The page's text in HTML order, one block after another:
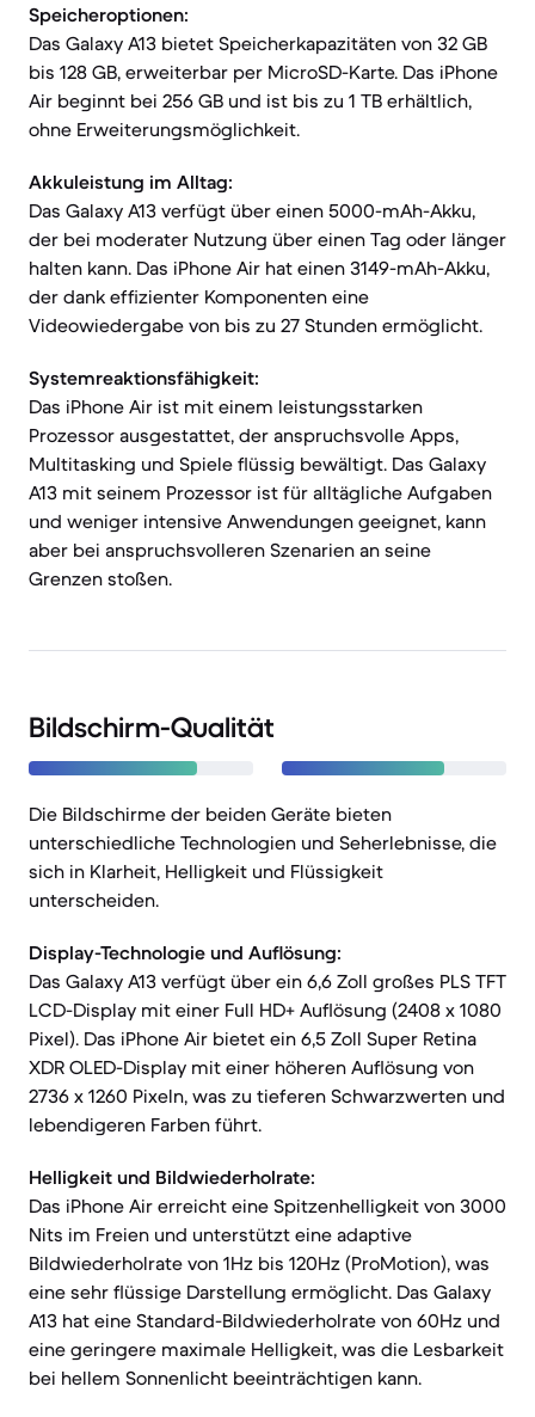
Speicheroptionen:
Das Galaxy A13 bietet Speicherkapazitäten von 32 GB
bis 128 GB, erweiterbar per MicroSD-Karte. Das iPhone
Air beginnt bei 256 GB und ist bis zu 1 TB erhältlich,
ohne Erweiterungsmöglichkeit.
Akkuleistung im Alltag:
Das Galaxy A13 verfügt über einen 5000-mAh-Akku,
der bei moderater Nutzung über einen Tag oder länger
halten kann. Das iPhone Air hat einen 3149-mAh-Akku,
der dank effizienter Komponenten eine
Videowiedergabe von bis zu 27 Stunden ermöglicht.
Systemreaktionsfähigkeit:
Das iPhone Air ist mit einem leistungsstarken
Prozessor ausgestattet, der anspruchsvolle Apps,
Multitasking und Spiele flüssig bewältigt. Das Galaxy
A13 mit seinem Prozessor ist für alltägliche Aufgaben
und weniger intensive Anwendungen geeignet, kann
aber bei anspruchsvolleren Szenarien an seine
Grenzen stoßen.
Bildschirm-Qualität
Die Bildschirme der beiden Geräte bieten
unterschiedliche Technologien und Seherlebnisse, die
sich in Klarheit, Helligkeit und Flüssigkeit
unterscheiden.
Display-Technologie und Auflösung:
Das Galaxy A13 verfügt über ein 6,6 Zoll großes PLS TFT
LCD-Display mit einer Full HD+ Auflösung (2408 x 1080
Pixel). Das iPhone Air bietet ein 6,5 Zoll Super Retina
XDR OLED-Display mit einer höheren Auflösung von
2736 x 1260 Pixeln, was zu tieferen Schwarzwerten und
lebendigeren Farben führt.
Helligkeit und Bildwiederholrate:
Das iPhone Air erreicht eine Spitzenhelligkeit von 3000
Nits im Freien und unterstützt eine adaptive
Bildwiederholrate von 1Hz bis 120Hz (ProMotion), was
eine sehr flüssige Darstellung ermöglicht. Das Galaxy
A13 hat eine Standard-Bildwiederholrate von 60Hz und
eine geringere maximale Helligkeit, was die Lesbarkeit
bei hellem Sonnenlicht beeinträchtigen kann.